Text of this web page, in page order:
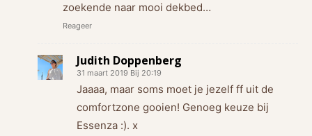
zoekende naar mooi dekbed…
Reageer
Judith Doppenberg
31 maart 2019 Bij 20:19
Jaaaa, maar soms moet je jezelf ff uit de
comfortzone gooien! Genoeg keuze bij
Essenza :). x